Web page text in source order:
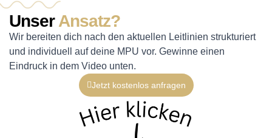
UnserAnsatz?
Wir bereiten dich nach den aktuellen Leitlinien strukturiert
und individuell auf deine MPU vor. Gewinne einen
Eindruck in dem Video unten.
Jetzt kostenlos anfragen